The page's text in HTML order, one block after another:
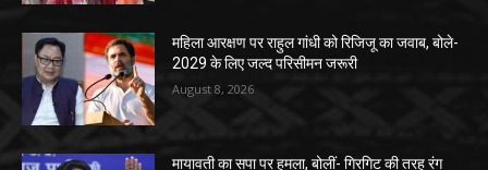
महिला आरक्षण पर राहुल गांधी को रिजिजू का जवाब, बोले-
2029 के लिए जल्द परिसीमन जरूरी
August 8, 2026
मायावती का सपा पर हमला, बोलीं- गिरगिट की तरह रंग